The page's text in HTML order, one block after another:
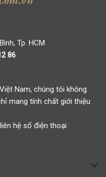
Tp. HCM
86
Nam, chúng tôi không
mang tính chất giới thiệu
hệ số điện thoại